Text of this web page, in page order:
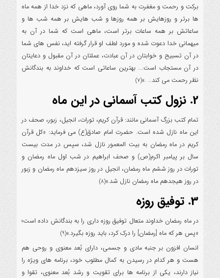
برکت و رحمت و مغفرت به شما روی آورد، ماهی که نزد خدا از همه ماه
ها برتر و روزهایش بر همه روزها و شب هایش بر همه شب ها و
ساعاتش بر همه ساعات برتر است، ماهی است که شما در آن به
میهمانی خدا دعوت شده و مورد لطف او قرار گرفته اید، نفس های شما
در آن تسبیح و خوابتان در آن عبادت، عملتان در آن مقبول و دعایتان
در آن مستجاب است…. بهترین ساعاتی است که خداوند به بندگانش
نظر رحمت می کند… .»(7)
2. نزول کتب آسمانی در این ماه
تمام کتب بزرگ آسمانی مانند: قرآن کریم، تورات، انجیل، زبور، صحف در
این ماه نازل شده است. حضرت امام صادق(ع) می فرماید: «کل قرآن
کریم در ماه رمضان به بیت المعمور نازل شد، سپس در مدت بیست
سال بر پیامبر اکرم(ص) و صحف ابراهیم در شب اول ماه رمضان و
تورات در روز ششم ماه رمضان، انجیل در روز سیزدهم ماه رمضان و زبور
در روز هیجدهم ماه رمضان نازل شد.»(8)
3. توفیق روزه
در ماه رمضان خداوند متعال توفیق روزه داری را به بندگانش داده است؛
«پس هر که ماه [رمضان] را درک کرد، باید روزه بگیرد.»(9)
انسان افزون بر جنبه مادی و جسمی، دارای بُعد معنوی و روحی هم
هست و هر کدام در رسیدن به کمال مطلوب خود، برنامه های ویژه را
نیاز دارند، یکی از برنامه ها برای تقویت و رشد بُعد معنوی، تقوا و